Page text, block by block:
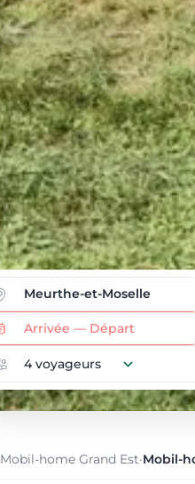
Mobil-home Grand Est·Mobil-